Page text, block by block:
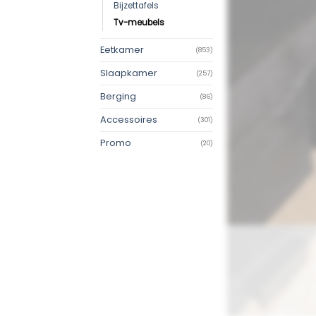
Bijzettafels
Tv-meubels
Eetkamer (853)
Slaapkamer (257)
Berging (86)
Accessoires (301)
Promo (20)